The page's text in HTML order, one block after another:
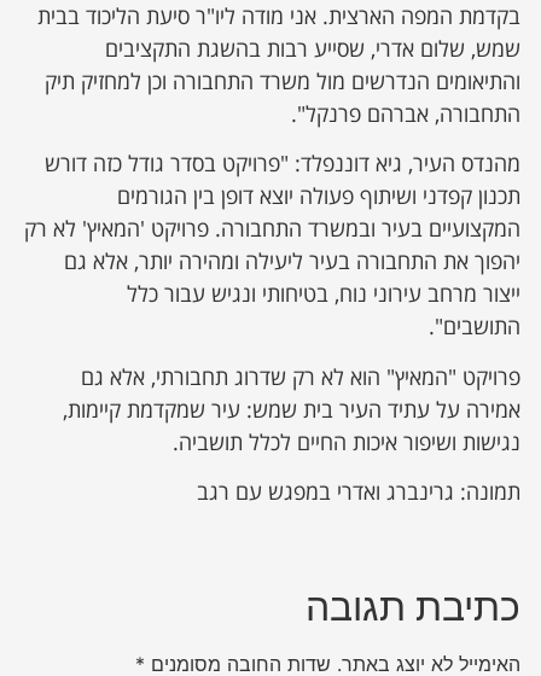
בקדמת המפה הארצית. אני מודה ליו"ר סיעת הליכוד בבית
שמש, שלום אדרי, שסייע רבות בהשגת התקציבים
והתיאומים הנדרשים מול משרד התחבורה וכן למחזיק תיק
התחבורה, אברהם פרנקל".
מהנדס העיר, גיא דוננפלד: "פרויקט בסדר גודל כזה דורש
תכנון קפדני ושיתוף פעולה יוצא דופן בין הגורמים
המקצועיים בעיר ובמשרד התחבורה. פרויקט 'המאיץ' לא רק
יהפוך את התחבורה בעיר ליעילה ומהירה יותר, אלא גם
ייצור מרחב עירוני נוח, בטיחותי ונגיש עבור כלל
התושבים".
פרויקט "המאיץ" הוא לא רק שדרוג תחבורתי, אלא גם
אמירה על עתיד העיר בית שמש: עיר שמקדמת קיימות,
נגישות ושיפור איכות החיים לכלל תושביה.
תמונה: גרינברג ואדרי במפגש עם רגב
כתיבת תגובה
האימייל לא יוצג באתר. שדות החובה מסומנים *